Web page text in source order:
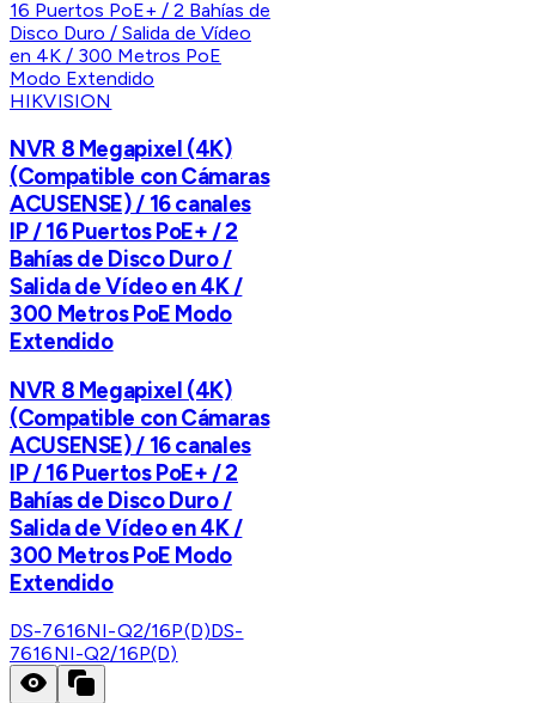
HIKVISION
NVR 8 Megapixel (4K)
(Compatible con Cámaras
ACUSENSE) / 16 canales
IP / 16 Puertos PoE+ / 2
Bahías de Disco Duro /
Salida de Vídeo en 4K /
300 Metros PoE Modo
Extendido
NVR 8 Megapixel (4K)
(Compatible con Cámaras
ACUSENSE) / 16 canales
IP / 16 Puertos PoE+ / 2
Bahías de Disco Duro /
Salida de Vídeo en 4K /
300 Metros PoE Modo
Extendido
DS-7616NI-Q2/16P(D)DS-
7616NI-Q2/16P(D)